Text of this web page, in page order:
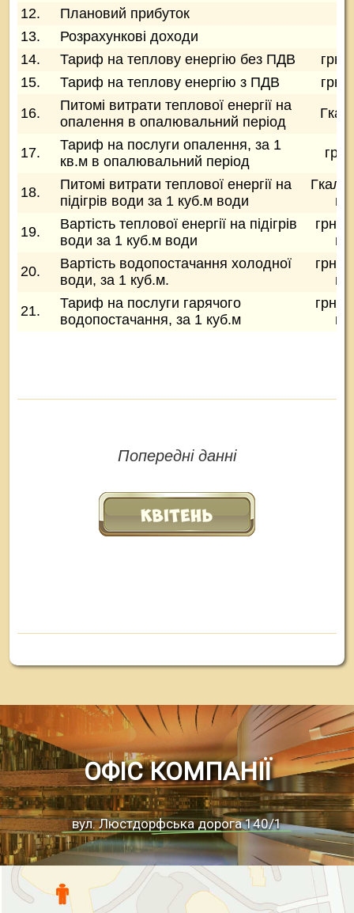
12.
Плановий прибуток
13.
Розрахункові доходи
14.
Тариф на теплову енергію без ПДВ
15.
Тариф на теплову енергію з ПДВ
16.
Питомі витрати теплової енергії на
опалення в опалювальний період
17.
Тариф на послуги опалення, за 1
кв.м в опалювальний період
18.
Питомі витрати теплової енергії на
підігрів води за 1 куб.м води
Гкал/
19.
Вартість теплової енергії на підігрів
води за 1 куб.м води
грн/1
20.
Вартість водопостачання холодної
води, за 1 куб.м.
грн/1
21.
Тариф на послуги гарячого
водопостачання, за 1 куб.м
грн/1
Попередні данні
ОФІС КОМПАНІЇ
вул. Люстдорфська дорога 140/1